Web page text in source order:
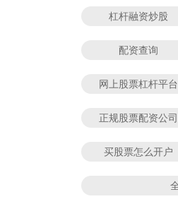
杠杆融资炒股
配资查询
网上股票杠杆平台
正规股票配资公司
买股票怎么开户